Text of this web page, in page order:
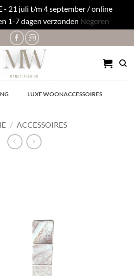
- 21 juli t/m 4 september / online
1-7 dagen verzonden Negeren
LUXE WOONACCESSOIRES
/ ACCESSOIRES